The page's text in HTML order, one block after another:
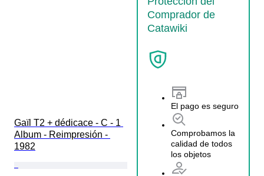
Comprador de
Catawiki
El pago es seguro
Comprobamos la
calidad de todos
los objetos
Gaïl T2 + dédicace - C - 1
Album - Reimpresión -
1982